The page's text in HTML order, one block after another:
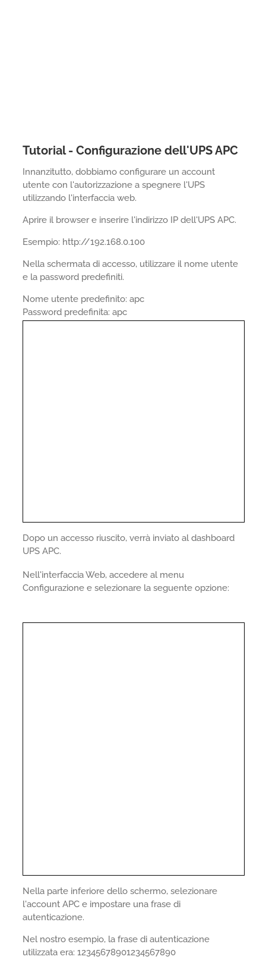
Tutorial - Configurazione dell'UPS APC
Innanzitutto, dobbiamo configurare un account
utente con l'autorizzazione a spegnere l'UPS
utilizzando l'interfaccia web.
Aprire il browser e inserire l'indirizzo IP dell'UPS APC.
Esempio: http://192.168.0.100
Nella schermata di accesso, utilizzare il nome utente
e la password predefiniti.
Nome utente predefinito: apc
Password predefinita: apc
Dopo un accesso riuscito, verrà inviato al dashboard
UPS APC.
Nell'interfaccia Web, accedere al menu
Configurazione e selezionare la seguente opzione:
Nella parte inferiore dello schermo, selezionare
l'account APC e impostare una frase di
autenticazione.
Nel nostro esempio, la frase di autenticazione
utilizzata era: 12345678901234567890